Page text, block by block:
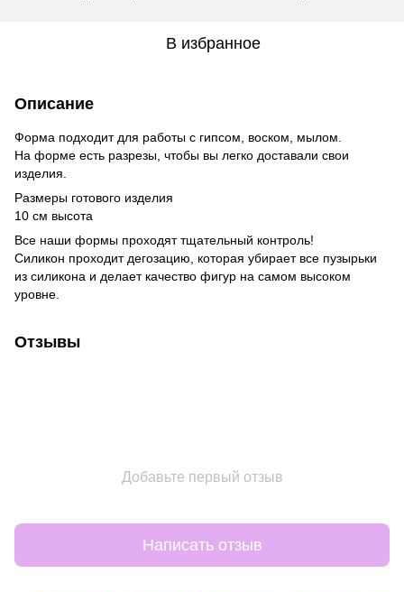
В избранное
Описание
Форма подходит для работы с гипсом, воском, мылом.
На форме есть разрезы, чтобы вы легко доставали свои
изделия.
Размеры готового изделия
10 см высота
Все наши формы проходят тщательный контроль!
Силикон проходит дегозацию, которая убирает все пузырьки
из силикона и делает качество фигур на самом высоком
уровне.
Отзывы
Добавьте первый отзыв
Написать отзыв